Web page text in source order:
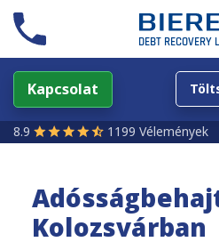
Kapcsolat
8.9 1199 Vélemények
Kolozsvárban